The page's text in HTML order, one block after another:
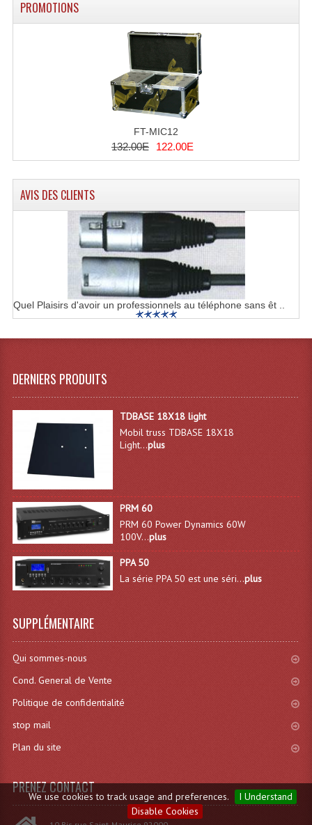
We use cookies to track usage and preferences.
I Understand
Disable Cookies
PROMOTIONS
FT-MIC12
132.00E 122.00E
AVIS DES CLIENTS
Quel Plaisirs d'avoir un professionnels au téléphone sans êt ..
DERNIERS PRODUITS
TDBASE 18X18 light
Mobil truss TDBASE 18X18
Light...plus
PRM 60
PRM 60 Power Dynamics 60W
100V...plus
PPA 50
La série PPA 50 est une séri...plus
SUPPLÉMENTAIRE
Qui sommes-nous
Cond. General de Vente
Politique de confidentialité
stop mail
Plan du site
PRENEZ CONTACT